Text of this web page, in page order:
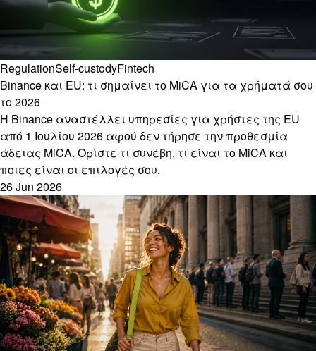
RegulationSelf-custodyFintech
Binance και EU: τι σημαίνει το MiCA για τα χρήματά σου
το 2026
Η Binance αναστέλλει υπηρεσίες για χρήστες της EU
από 1 Ιουλίου 2026 αφού δεν τήρησε την προθεσμία
άδειας MiCA. Ορίστε τι συνέβη, τι είναι το MiCA και
ποιες είναι οι επιλογές σου.
26 Jun 2026